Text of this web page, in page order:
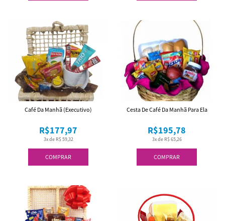
COMPRAR
3x de R$ 59,32
R$177,97
Café Da Manhã (Executivo)
COMPRAR
3x de R$ 65,26
R$195,78
Cesta De Café Da Manhã Para Ela